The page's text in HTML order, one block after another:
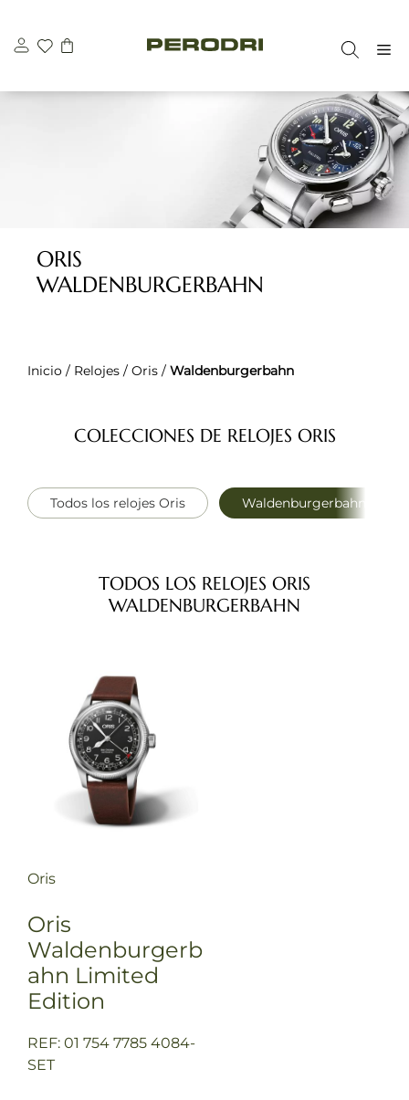
contenido
ORIS
WALDENBURGERBAHN
Inicio / Relojes / Oris / Waldenburgerbahn
COLECCIONES DE RELOJES ORIS
Todos los relojes Oris Waldenburgerbahn
TODOS LOS RELOJES ORIS
WALDENBURGERBAHN
Oris
Oris
Waldenburgerb
ahn Limited
Edition
REF: 01 754 7785 4084-
SET